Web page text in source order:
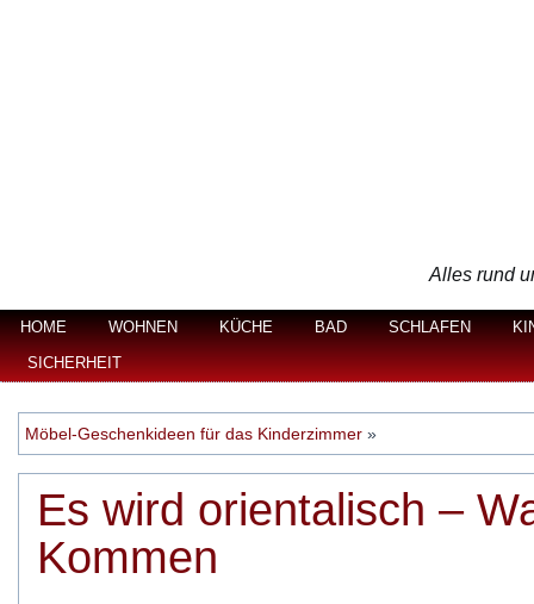
Alles rund
HOME WOHNEN KÜCHE BAD SCHLAFEN
SICHERHEIT
Möbel-Geschenkideen für das Kinderzimmer »
Es wird orientalisch –
Kommen